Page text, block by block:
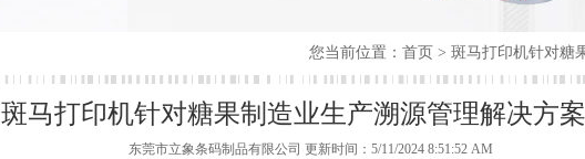
您当前位置： 首页 > 斑马打印机针对糖
斑马打印机针对糖果制造业生产溯源管理解决方案
东莞市立象条码制品有限公司 更新时间：5/11/2024 8:51:52 AM